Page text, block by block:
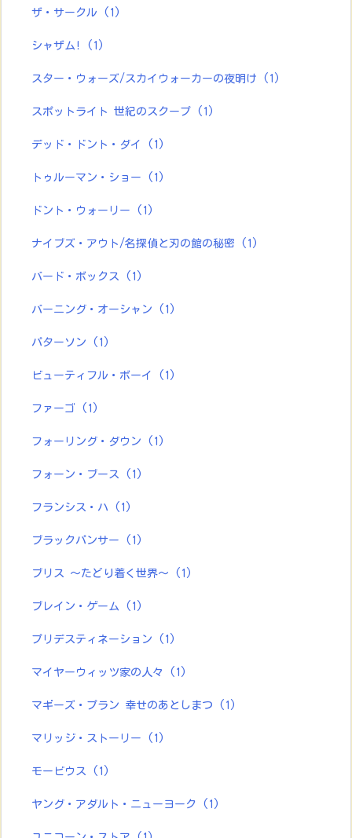
ザ・サークル (1)
シャザム! (1)
スター・ウォーズ/スカイウォーカーの夜明け (1)
スポットライト 世紀のスクープ (1)
デッド・ドント・ダイ (1)
トゥルーマン・ショー (1)
ドント・ウォーリー (1)
ナイブズ・アウト/名探偵と刃の館の秘密 (1)
バード・ボックス (1)
バーニング・オーシャン (1)
パターソン (1)
ビューティフル・ボーイ (1)
ファーゴ (1)
フォーリング・ダウン (1)
フォーン・ブース (1)
フランシス・ハ (1)
ブラックパンサー (1)
ブリス ～たどり着く世界～ (1)
ブレイン・ゲーム (1)
プリデスティネーション (1)
マイヤーウィッツ家の人々 (1)
マギーズ・プラン 幸せのあとしまつ (1)
マリッジ・ストーリー (1)
モービウス (1)
ヤング・アダルト・ニューヨーク (1)